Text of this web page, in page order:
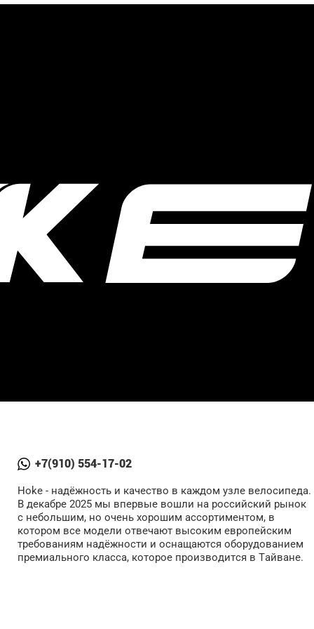
+7(910) 554-17-02
Hoke - надёжность и качество в каждом узле велосипеда.
В декабре 2025 мы впервые вошли на российский рынок
с небольшим, но очень хорошим ассортиментом, в
котором все модели отвечают высоким европейским
требованиям надёжности и оснащаются оборудованием
премиального класса, которое производится в Тайване.